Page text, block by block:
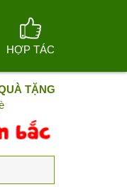
HỢP TÁC
TẶNG